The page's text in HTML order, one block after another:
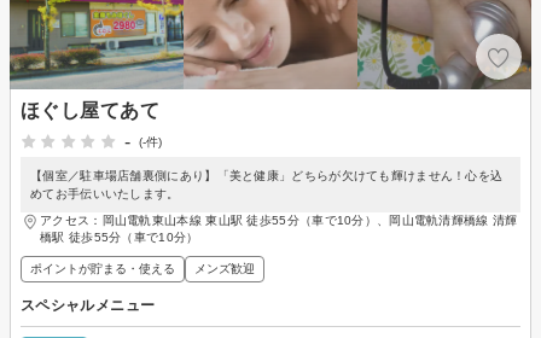
ほぐし屋てあて
-
(-件)
【個室／駐車場店舗裏側にあり】「美と健康」どちらが欠けても輝けません！心を込
めてお手伝いいたします。
アクセス：岡山電軌東山本線 東山駅 徒歩55分（車で10分）、岡山電軌清輝橋線 清輝
橋駅 徒歩55分（車で10分）
ポイントが貯まる・使える メンズ歓迎
スペシャルメニュー